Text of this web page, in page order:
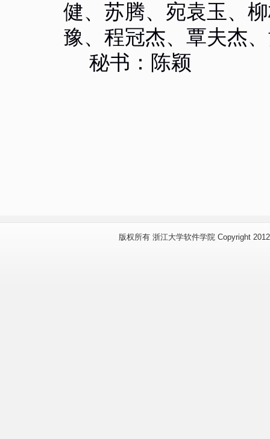
健、苏腾、宛袁玉、
豫、程冠杰、覃夫杰
秘书：陈颖
版权所有 浙江大学软件学院 Copyright